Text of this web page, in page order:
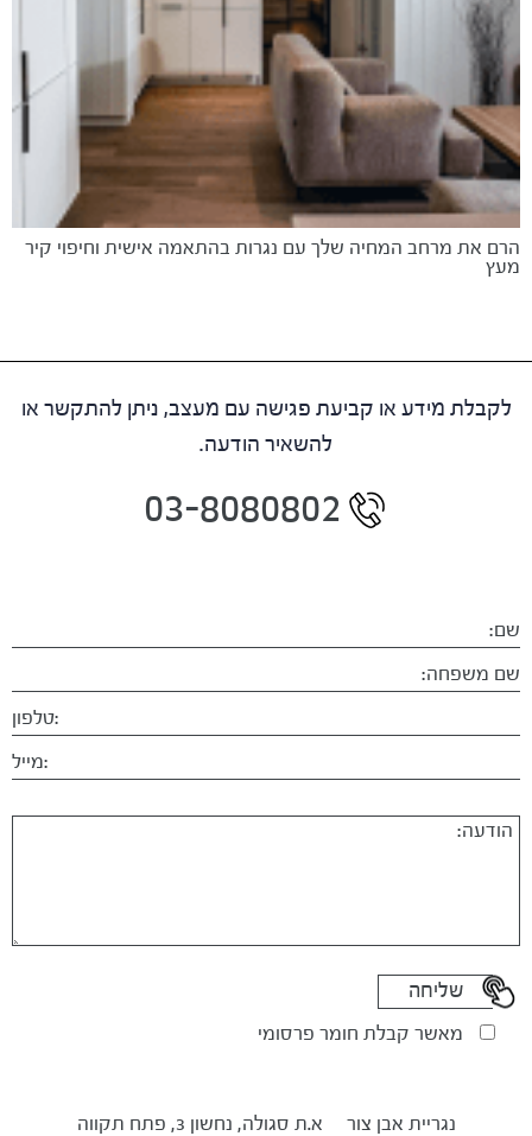
הרם את מרחב המחיה שלך עם נגרות בהתאמה אישית וחיפוי קיר
מעץ
לקבלת מידע או קביעת פגישה עם מעצב, ניתן להתקשר או
להשאיר הודעה.
03-8080802
מאשר קבלת חומר פרסומי
נגריית אבן צור א.ת סגולה, נחשון 3, פתח תקווה